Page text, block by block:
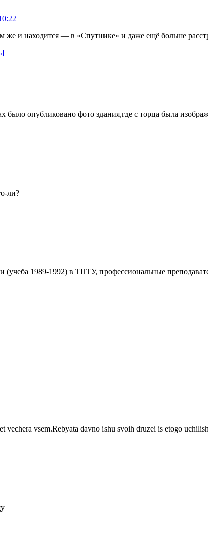
же и находится — в «Спутнике» и даже ещё больше
было опубликовано фото здания,где с торца была
ли?
1989-1992) в ТПТУ, профессиональные
vechera vsem.Rebyata davno ishu svoih druzei is etogo